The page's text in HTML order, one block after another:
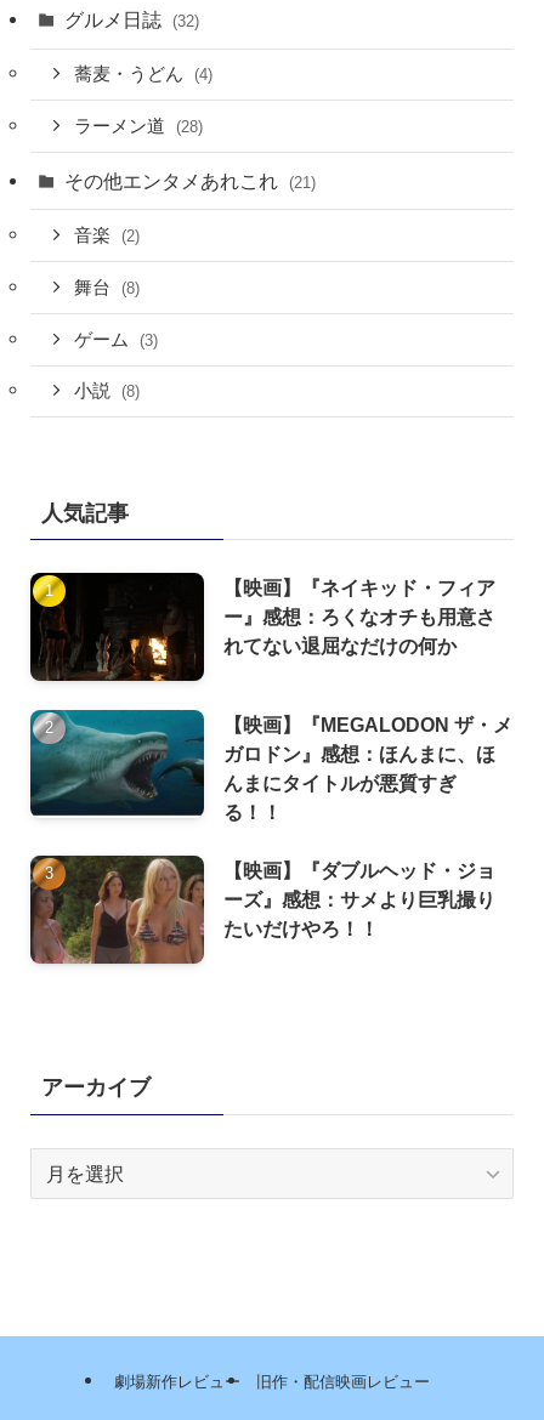
グルメ日誌 (32)
蕎麦・うどん (4)
ラーメン道 (28)
その他エンタメあれこれ (21)
音楽 (2)
舞台 (8)
ゲーム (3)
小説 (8)
人気記事
【映画】『ネイキッド・フィア
ー』感想：ろくなオチも用意さ
れてない退屈なだけの何か
【映画】『MEGALODON ザ・メ
ガロドン』感想：ほんまに、ほ
んまにタイトルが悪質すぎ
る！！
【映画】『ダブルヘッド・ジョ
ーズ』感想：サメより巨乳撮り
たいだけやろ！！
アーカイブ
劇場新作レビュー 旧作・配信映画レビュー